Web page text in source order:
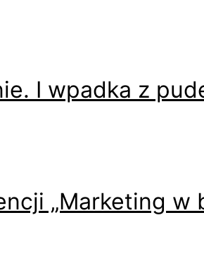
I wpadka z
„Marketing w